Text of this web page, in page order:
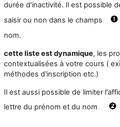
durée d'inactivité. Il est possible
saisir ou non dans le champs
nom.
cette liste est dynamique, les
contextualisées à votre cours (
méthodes d'inscription etc.)
Il est aussi possible de limiter
lettre du prénom et du nom